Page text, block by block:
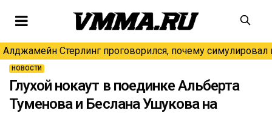
Алджамейн Стерлинг проговорился, почему симулировал
НОВОСТИ
Глухой нокаут в поединке Альберта
Туменова и Беслана Ушукова на